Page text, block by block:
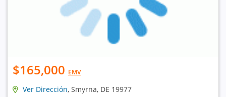
$165,000 EMV
Ver Dirección, Smyrna, DE 19977